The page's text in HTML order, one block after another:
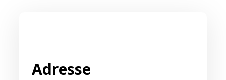
Adresse